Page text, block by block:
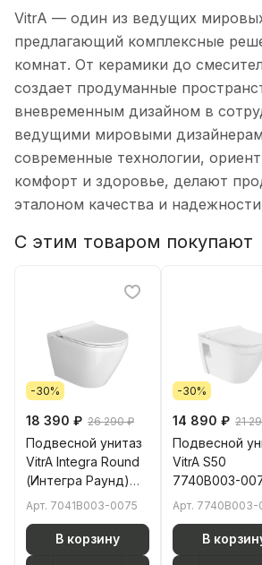
VitrA — один из ведущих
предлагающий комплексные
комнат. От керамики до
создает продуманные
вневременным дизайном в
ведущими мировыми
современные технологии,
комфорт и здоровье, делают
эталоном качества и
С этим товаром покупают
-30%
18 390 ₽ 26 290 ₽
Подвесной унитаз
VitrA Integra Round
(Интегра Раунд)
7041B003-0075
ex (Рим-экс) белый
санитарный
Арт. 7041B003-0075
В корзину
-30%
14 890 ₽ 21
Подвесной
VitrA S50
7740B003-
безободковый
санитарный
фарфор
Арт. 7740B003-
В